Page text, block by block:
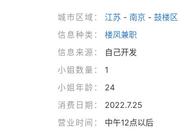
城市区域： 江苏 - 南京 - 鼓楼区
信息种类：
楼凤兼职
信息来源：
自己开发
小姐数量：
1
小姐年龄：
24
消费日期：
2022.7.25
营业时间：
中午12点以后